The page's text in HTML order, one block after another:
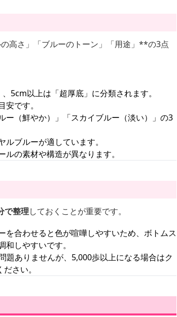
高さ」「ブルーのトーン」「用途」**の3点
5cm以上は「超厚底」に分類されます。
です。
ー（鮮やか）」「スカイブルー（淡い）」の3
ブルーが適しています。
の素材や構造が異なります。
で整理しておくことが重要です。
合わせると色が喧嘩しやすいため、ボトムス
しやすいです。
題ありませんが、5,000歩以上になる場合はク
さい。